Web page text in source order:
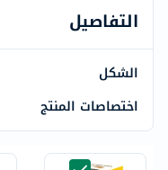
التفاصيل
الشكل
اختصاصات المنتج